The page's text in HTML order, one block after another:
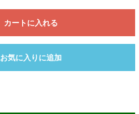
カートに入れる
お気に入りに追加